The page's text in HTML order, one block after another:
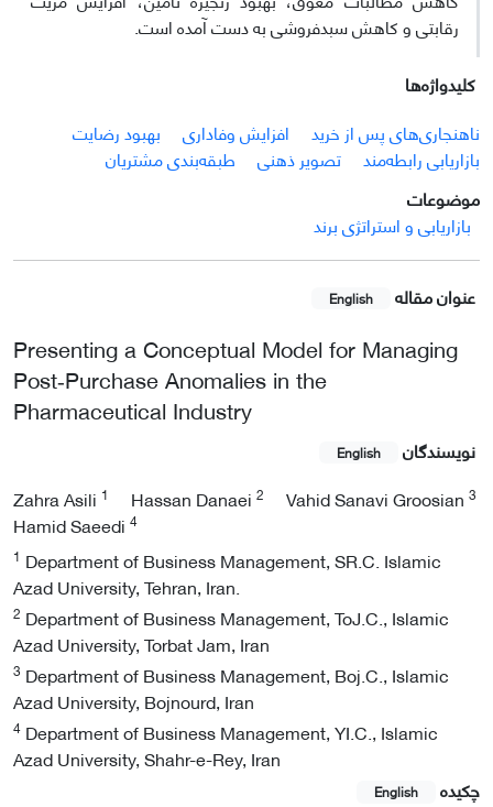
رقابتی و کاهش سبدفروشی به دست آمده است.
کلیدواژه‌ها
ناهنجاری‌های پس از خرید
افزایش وفاداری
بهبود رضایت
بازاریابی رابطه‌مند
تصویر ذهنی
طبقه‌بندی مشتریان
موضوعات
بازاریابی و استراتژی برند
عنوان مقاله English
Presenting a Conceptual Model for Managing
Post‑Purchase Anomalies in the
Pharmaceutical Industry
نویسندگان English
Zahra Asili 1 Hassan Danaei 2 Vahid Sanavi Groosian 3
Hamid Saeedi 4
1 Department of Business Management, SR.C. Islamic
Azad University, Tehran, Iran.
2 Department of Business Management, ToJ.C., Islamic
Azad University, Torbat Jam, Iran
3 Department of Business Management, Boj.C., Islamic
Azad University, Bojnourd, Iran
4 Department of Business Management, YI.C., Islamic
Azad University, Shahr-e-Rey, Iran
چکیده
English